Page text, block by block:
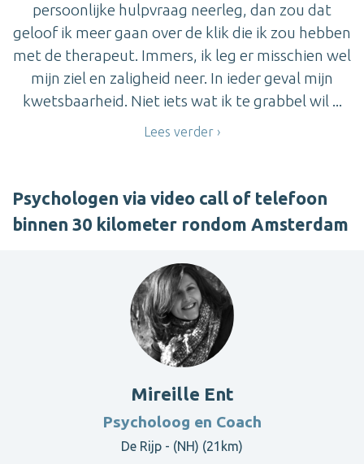
persoonlijke hulpvraag neerleg, dan zou dat
geloof ik meer gaan over de klik die ik zou hebben
met de therapeut. Immers, ik leg er misschien wel
mijn ziel en zaligheid neer. In ieder geval mijn
kwetsbaarheid. Niet iets wat ik te grabbel wil ...
Lees verder
Psychologen via video call of telefoon
binnen 30 kilometer rondom Amsterdam
Mireille Ent
Psycholoog en Coach
De Rijp - (NH) (21km)